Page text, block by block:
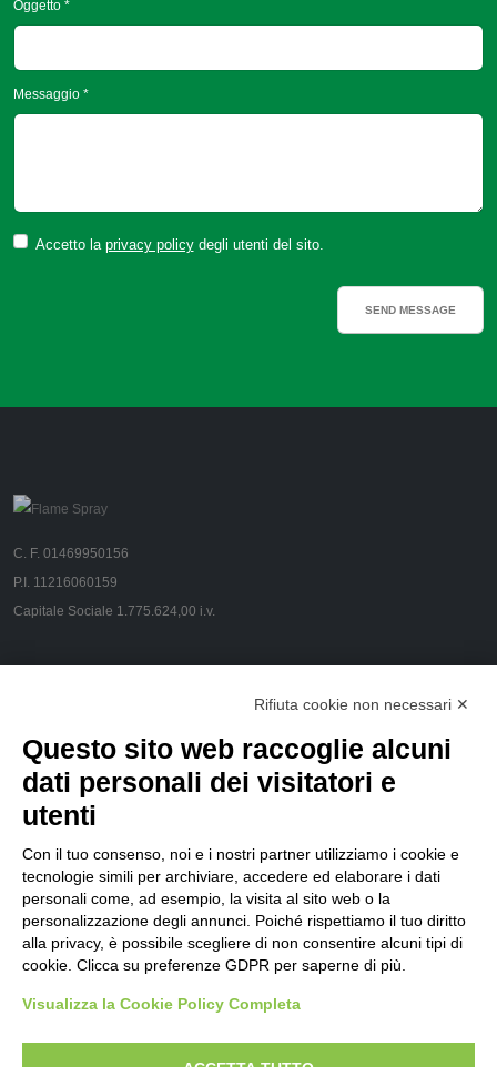
Oggetto *
Messaggio *
Accetto la privacy policydegli utenti del sito.
C. F. 01469950156
P.I. 11216060159
Capitale Sociale 1.775.624,00 i.v.
FOLLOW US
Privacy Policy
Customers
Rifiuta cookie non necessari ✕
Questo sito web raccoglie alcuni
dati personali dei visitatori e
utenti
Con il tuo consenso, noi e i nostri partner utilizziamo i cookie e
tecnologie simili per archiviare, accedere ed elaborare i dati
personali come, ad esempio, la visita al sito web o la
personalizzazione degli annunci. Poiché rispettiamo il tuo diritto
alla privacy, è possibile scegliere di non consentire alcuni tipi di
cookie. Clicca su preferenze GDPR per saperne di più.
Visualizza la Cookie Policy Completa